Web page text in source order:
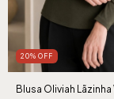
20% OFF
Blusa Oliviah